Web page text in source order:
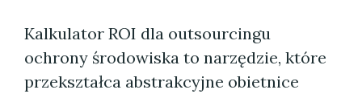
Kalkulator ROI dla outsourcingu
ochrony środowiska to narzędzie, które
przekształca abstrakcyjne obietnice